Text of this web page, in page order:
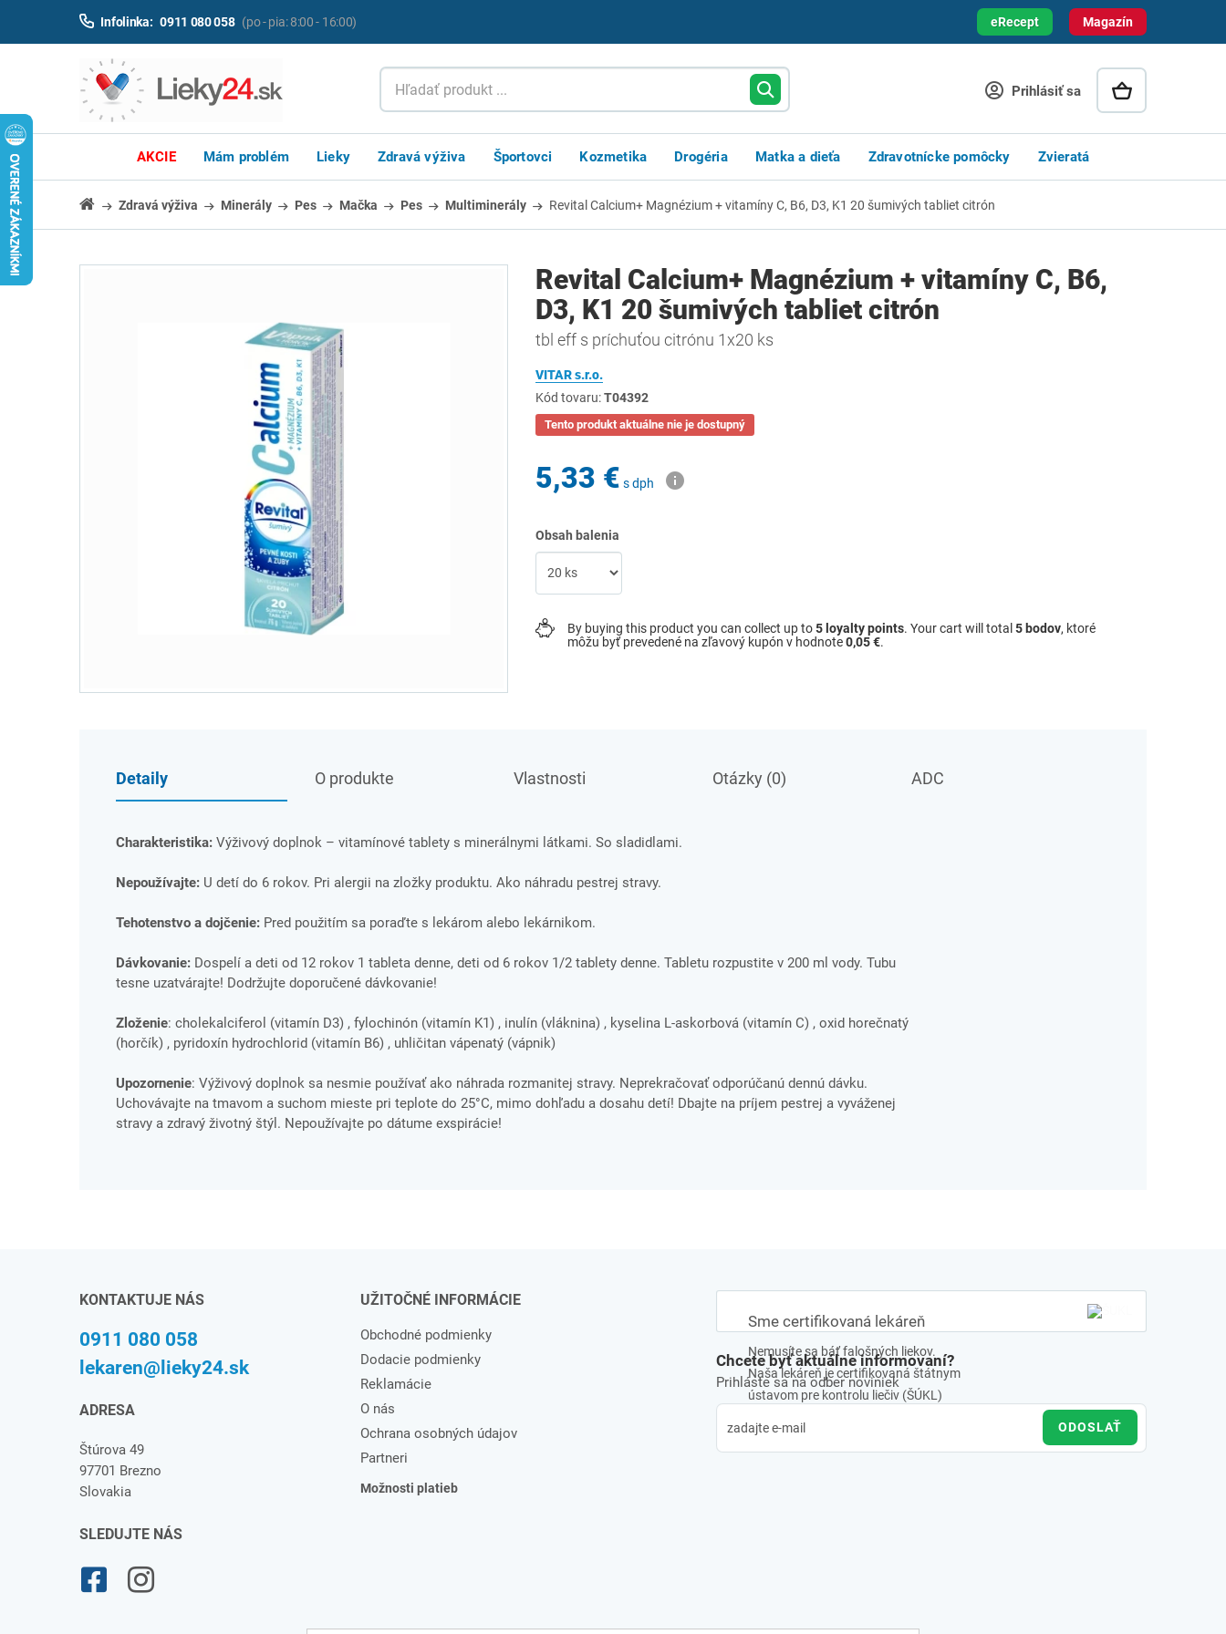
Magazín
Infolinka: 0911 080 058 (po - pia: 8:00 - 16:00) eRecept
Prihlásiť sa
AKCIE Mám problém Lieky Zdravá výživa Športovci Kozmetika Drogéria Matka a dieťa Zdravotnícke pomôcky Zvieratá
Zdravá výživa Minerály Pes Mačka Pes Multiminerály Revital Calcium+ Magnézium + vitamíny C, B6, D3, K1 20 šumivých tabliet citrón
Revital Calcium+ Magnézium + vitamíny C, B6,
D3, K1 20 šumivých tabliet citrón
tbl eff s príchuťou citrónu 1x20 ks
VITAR s.r.o.
Kód tovaru:T04392
Tento produkt aktuálne nie je dostupný
5,33 € s dph
Obsah balenia
By buying this product you can collect up to5 loyalty points. Your cart will total 5 bodov, ktoré
môžu byť prevedené na zľavový kupón v hodnote0,05 €.
Detaily O produkte Vlastnosti Otázky (0) ADC
Charakteristika: Výživový doplnok – vitamínové tablety s minerálnymi látkami. So sladidlami.
Nepoužívajte: U detí do 6 rokov. Pri alergii na zložky produktu. Ako náhradu pestrej stravy.
Tehotenstvo a dojčenie: Pred použitím sa poraďte s lekárom alebo lekárnikom.
Dávkovanie: Dospelí a deti od 12 rokov 1 tableta denne, deti od 6 rokov 1/2 tablety denne. Tabletu rozpustite v 200 ml vody. Tubu
tesne uzatvárajte! Dodržujte doporučené dávkovanie!
Zloženie: cholekalciferol (vitamín D3) , fylochinón (vitamín K1) , inulín (vláknina) , kyselina L-askorbová (vitamín C) , oxid horečnatý
(horčík) , pyridoxín hydrochlorid (vitamín B6) , uhličitan vápenatý (vápnik)
Upozornenie: Výživový doplnok sa nesmie používať ako náhrada rozmanitej stravy. Neprekračovať odporúčanú dennú dávku.
Uchovávajte na tmavom a suchom mieste pri teplote do 25°C, mimo dohľadu a dosahu detí! Dbajte na príjem pestrej a vyváženej
stravy a zdravý životný štýl. Nepoužívajte po dátume exspirácie!
Sme certifikovaná lekáreň
Nemusíte sa báť falošných liekov.
Naša lekáreň je certifikovaná štátnym
ústavom pre kontrolu liečiv (ŠÚKL)
KONTAKTUJE NÁS
0911 080 058
lekaren@lieky24.sk
ADRESA
Štúrova 49
97701 Brezno
Slovakia
SLEDUJTE NÁS
UŽITOČNÉ INFORMÁCIE
Obchodné podmienky
Dodacie podmienky
Reklamácie
O nás
Ochrana osobných údajov
Partneri
Možnosti platieb
Chcete byť aktuálne informovaní?
Prihláste sa na odber noviniek
ODOSLAŤ